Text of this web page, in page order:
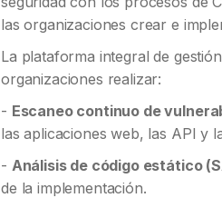
las organizaciones crear e
La plataforma integral de
organizaciones realizar:
- Escaneo continuo de
las aplicaciones web, las API y
- Análisis de código estático
de la implementación.